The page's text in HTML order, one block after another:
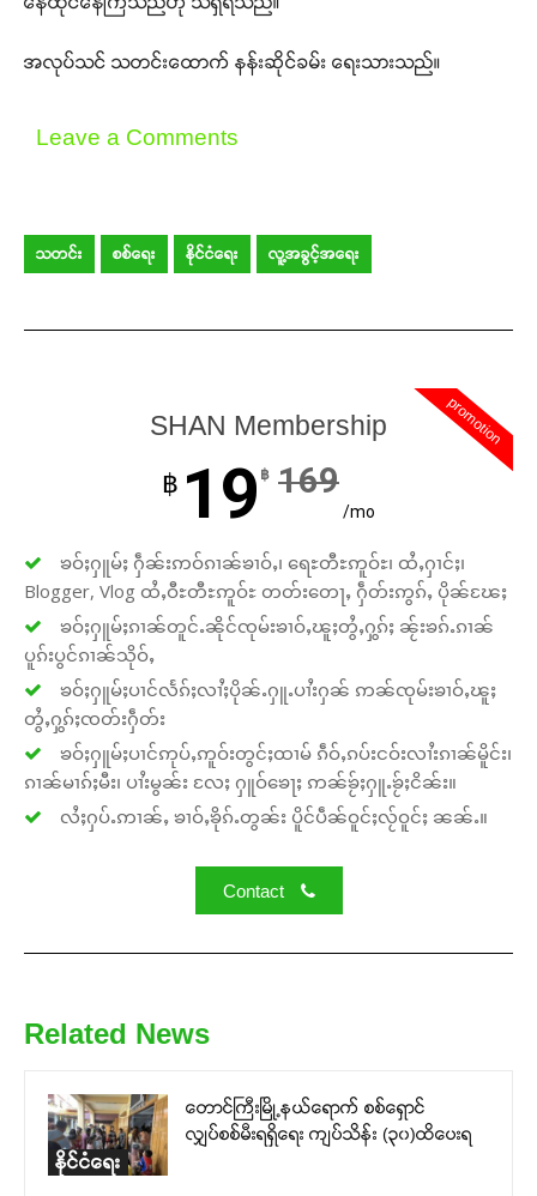
အလုပ်သင် သတင်းထောက် နန်းဆိုင်ခမ်း ရေးသားသည်။
Leave a Comments
သတင်း စစ်ရေး နိုင်ငံရေး လူ့အခွင့်အရေး
promotion
SHAN Membership
฿ 19 ฿ 169
/mo
ၶဝ်ႈႁူမ်ႈ ႁဵၼ်းဢဝ်ၵၢၼ်ၶၢဝ်ႇ၊ ရေႊတီႊဢူဝ်ႊ၊ ထႆႇႁၢင်ႈ၊
Blogger, Vlog ထႆႇဝီႊတီႊဢူဝ်ႊ တတ်းတေႃႇ ႁဵတ်းဢွၵ်ႇ ပိုၼ်ၽႄႈ
ၶဝ်ႈႁူမ်ႈၵၢၼ်တူင်ႉၼိုင်ၸုမ်းၶၢဝ်ႇၽူႈတွႆႇႁွၵ်ႈ ၼႂ်းၶၵ်ႉၵၢၼ်
ပူၵ်းပွင်ၵၢၼ်သိုဝ်ႇ
ၶဝ်ႈႁူမ်ႈပၢင်လႅၵ်ႈလၢႆႈပိုၼ်ႉႁူႉပၢႆးႁၼ် ဢၼ်ၸုမ်းၶၢဝ်ႇၽူႈ
တွႆႇႁွၵ်ႈၸတ်းႁဵတ်း
ၶဝ်ႈႁူမ်ႈပၢင်ဢုပ်ႇဢူဝ်းတွင်ႈထၢမ် ၵဵဝ်ႇၵပ်းငဝ်းလၢႆးၵၢၼ်မိူင်း၊
ၵၢၼ်မၢၵ်ႈမီး၊ ပၢႆးမွၼ်း လႄႈ ႁူဝ်ၶေႃႈ ဢၼ်ၶႂ်ႈႁူႉၶႂ်ႈငိၼ်း။
လႆႈႁပ်ႉဢၢၼ်ႇ ၶၢဝ်ႇၶိုၵ်ႉတွၼ်း ပိူင်ပဵၼ်ဝူင်ႈလႂ်ဝူင်ႈ ၼၼ်ႉ။
Contact
Related News
နိုင်ငံရေး
တောင်ကြီးမြို့နယ်ရောက် စစ်ရှောင်
လျှပ်စစ်မီးရရှိရေး ကျပ်သိန်း (၃၀)ထိပေးရ